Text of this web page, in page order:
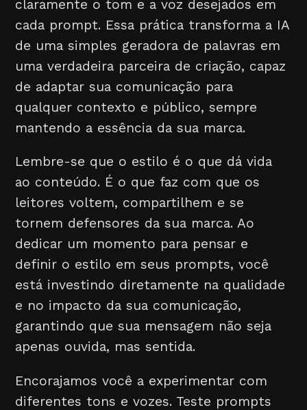
claramente o tom e a voz desejados em
cada prompt. Essa prática transforma a IA
de uma simples geradora de palavras em
uma verdadeira parceira de criação, capaz
de adaptar sua comunicação para
qualquer contexto e público, sempre
mantendo a essência da sua marca.
Lembre-se que o estilo é o que dá vida
ao conteúdo. É o que faz com que os
leitores voltem, compartilhem e se
tornem defensores da sua marca. Ao
dedicar um momento para pensar e
definir o estilo em seus prompts, você
está investindo diretamente na qualidade
e no impacto da sua comunicação,
garantindo que sua mensagem não seja
apenas ouvida, mas sentida.
Encorajamos você a experimentar com
diferentes tons e vozes. Teste prompts